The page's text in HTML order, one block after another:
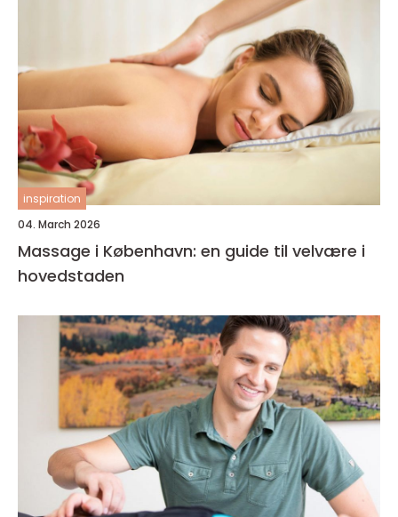
inspiration
04. March 2026
Massage i København: en guide til velvære i
hovedstaden